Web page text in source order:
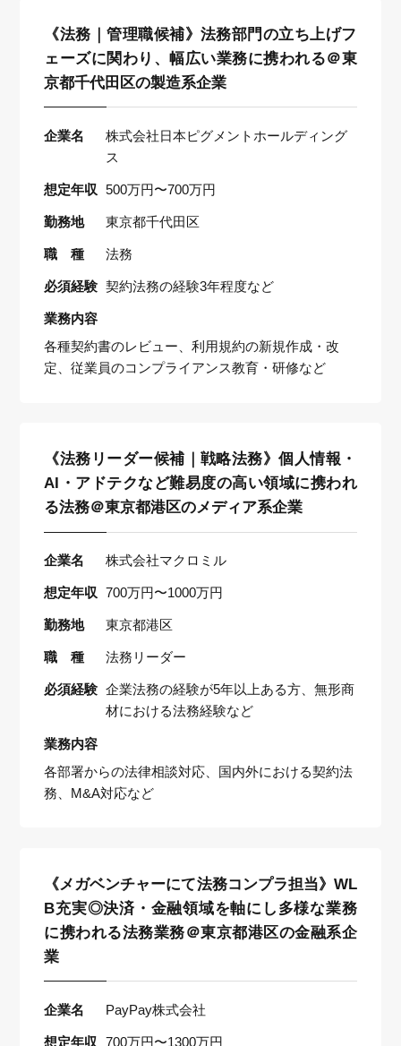
《法務｜管理職候補》法務部門の立ち上げフ
ェーズに関わり、幅広い業務に携われる＠東
京都千代田区の製造系企業
企業名
株式会社日本ピグメントホールディング
ス
想定年収 500万円〜700万円
勤務地 東京都千代田区
職 種 法務
必須経験 契約法務の経験3年程度など
業務内容
各種契約書のレビュー、利用規約の新規作成・改
定、従業員のコンプライアンス教育・研修など
《法務リーダー候補｜戦略法務》個人情報・
AI・アドテクなど難易度の高い領域に携われ
る法務＠東京都港区のメディア系企業
企業名 株式会社マクロミル
想定年収 700万円〜1000万円
勤務地 東京都港区
職 種 法務リーダー
必須経験 企業法務の経験が5年以上ある方、無形商
材における法務経験など
業務内容
各部署からの法律相談対応、国内外における契約法
務、M&A対応など
《メガベンチャーにて法務コンプラ担当》WL
B充実◎決済・金融領域を軸にし多様な業務
に携われる法務業務＠東京都港区の金融系企
業
企業名 PayPay株式会社
想定年収 700万円〜1300万円